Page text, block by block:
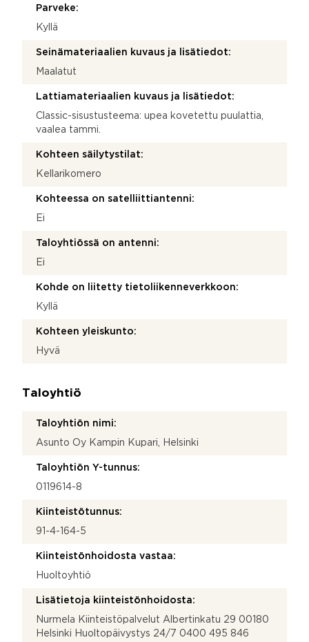
Parveke:
Kyllä
Seinämateriaalien kuvaus ja lisätiedot:
Maalatut
Lattiamateriaalien kuvaus ja lisätiedot:
Classic-sisustusteema: upea kovetettu puulattia,
vaalea tammi.
Kohteen säilytystilat:
Kellarikomero
Kohteessa on satelliittiantenni:
Ei
Taloyhtiössä on antenni:
Ei
Kohde on liitetty tietoliikenneverkkoon:
Kyllä
Kohteen yleiskunto:
Hyvä
Taloyhtiö
Taloyhtiön nimi:
Asunto Oy Kampin Kupari, Helsinki
Taloyhtiön Y-tunnus:
0119614-8
Kiinteistötunnus:
91-4-164-5
Kiinteistönhoidosta vastaa:
Huoltoyhtiö
Lisätietoja kiinteistönhoidosta:
Nurmela Kiinteistöpalvelut Albertinkatu 29 00180
Helsinki Huoltopäivystys 24/7 0400 495 846